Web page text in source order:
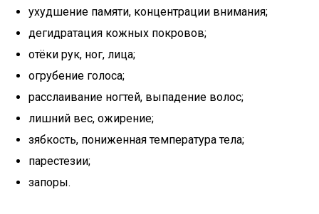
ухудшение памяти, концентрации внимания;
дегидратация кожных покровов;
отёки рук, ног, лица;
огрубение голоса;
расслаивание ногтей, выпадение волос;
лишний вес, ожирение;
зябкость, пониженная температура тела;
парестезии;
запоры.